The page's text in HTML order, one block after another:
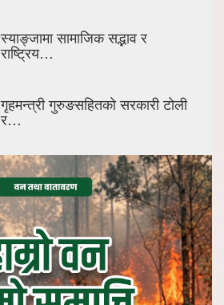
स्याङ्जामा सामाजिक सद्भाव र
राष्ट्रिय…
गृहमन्त्री गुरुङसहितको सरकारी टोली
र…